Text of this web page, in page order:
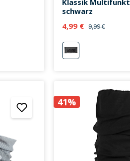
Klassik
schwarz
4,99 € 9,99 €
schwarz
41%